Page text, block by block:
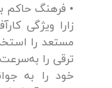
• فرهنگ حاکم
زارا ویژگی
مستعد را
ترقی را
خود را به